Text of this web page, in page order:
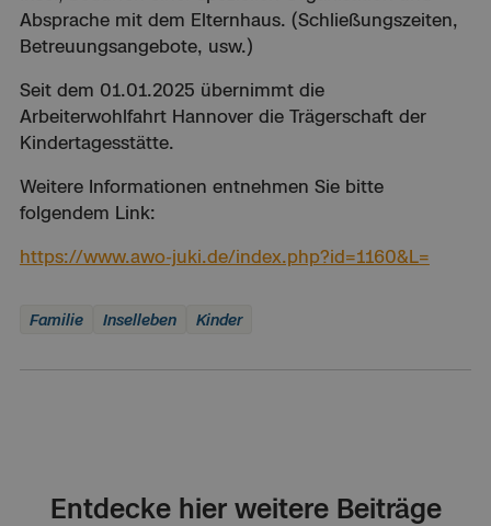
Absprache mit dem Elternhaus. (Schließungszeiten,
Betreuungsangebote, usw.)
Seit dem 01.01.2025 übernimmt die
Arbeiterwohlfahrt Hannover die Trägerschaft der
Kindertagesstätte.
Weitere Informationen entnehmen Sie bitte
folgendem Link:
https://www.awo-juki.de/index.php?id=1160&L=
Familie Inselleben Kinder
Entdecke hier weitere Beiträge